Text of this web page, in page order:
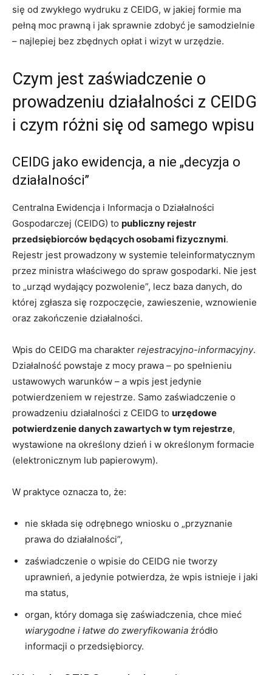
się od zwykłego wydruku z CEIDG, w jakiej formie ma
pełną moc prawną i jak sprawnie zdobyć je samodzielnie
– najlepiej bez zbędnych opłat i wizyt w urzędzie.
Czym jest zaświadczenie o
prowadzeniu działalności z CEIDG
i czym różni się od samego wpisu
CEIDG jako ewidencja, a nie „decyzja o
działalności”
Centralna Ewidencja i Informacja o Działalności
Gospodarczej (CEIDG) to publiczny rejestr
przedsiębiorców będących osobami fizycznymi.
Rejestr jest prowadzony w systemie teleinformatycznym
przez ministra właściwego do spraw gospodarki. Nie jest
to „urząd wydający pozwolenie”, lecz baza danych, do
której zgłasza się rozpoczęcie, zawieszenie, wznowienie
oraz zakończenie działalności.
Wpis do CEIDG ma charakter rejestracyjno-informacyjny.
Działalność powstaje z mocy prawa – po spełnieniu
ustawowych warunków – a wpis jest jedynie
potwierdzeniem w rejestrze. Samo zaświadczenie o
prowadzeniu działalności z CEIDG to urzędowe
potwierdzenie danych zawartych w tym rejestrze,
wystawione na określony dzień i w określonym formacie
(elektronicznym lub papierowym).
W praktyce oznacza to, że:
nie składa się odrębnego wniosku o „przyznanie
prawa do działalności”,
zaświadczenie o wpisie do CEIDG nie tworzy
uprawnień, a jedynie potwierdza, że wpis istnieje i jaki
ma status,
organ, który domaga się zaświadczenia, chce mieć
wiarygodne i łatwe do zweryfikowania źródło
informacji o przedsiębiorcy.